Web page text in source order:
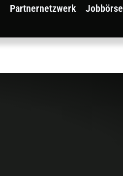
Partnernetzwerk Jobbörse